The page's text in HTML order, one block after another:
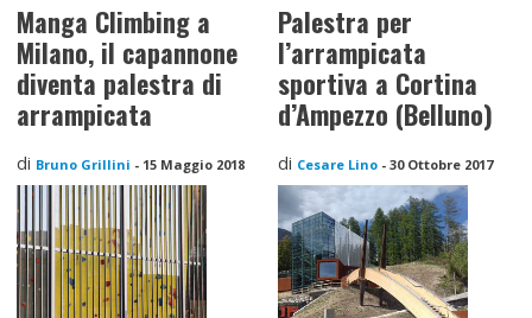
Manga Climbing a
Milano, il capannone
diventa palestra di
arrampicata
di Bruno Grillini - 15 Maggio 2018
Palestra per
l’arrampicata
sportiva a Cortina
d’Ampezzo (Belluno)
di Cesare Lino - 30 Ottobre 2017